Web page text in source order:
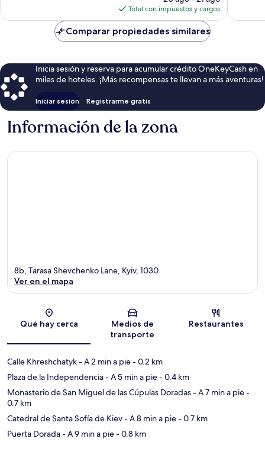
actual
es
de
$123
Total con impuestos y cargos
Comparar propiedades similares
Inicia sesión y reserva para acumular crédito OneKeyCash en
miles de hoteles. ¡Más recompensas te llevan a más aventuras!
Iniciar sesión Registrarme gratis
Información de la zona
Sección del mapa
8b, Tarasa Shevchenko Lane, Kyiv, 1030
Ver en el mapa
Qué hay cerca
Medios de
transporte
Restaurantes
Calle Khreshchatyk- A 2 min a pie- 0.2 km
Plaza de la Independencia- A 5 min a pie- 0.4 km
Monasterio de San Miguel de las Cúpulas Doradas- A 7 min a pie-
0.7 km
Catedral de Santa Sofía de Kiev- A 8 min a pie- 0.7 km
Puerta Dorada- A 9 min a pie- 0.8 km